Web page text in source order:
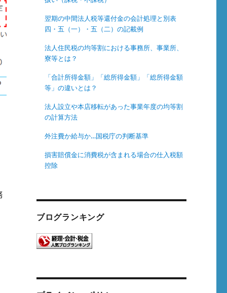
翌期の中間法人税等還付金の会計処理と別表
四・五（一）・五（二）の記載例
法人住民税の均等割における事務所、事業所、
寮等とは？
「合計所得金額」「総所得金額」「総所得金額
等」の違いとは？
法人設立や本店移転があった事業年度の均等割
の計算方法
外注費か給与か…国税庁の判断基準
損害賠償金に消費税が含まれる場合の仕入税額
控除
ブログランキング